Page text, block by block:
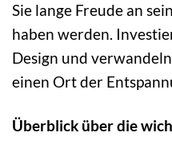
Sie lange Freude an
haben werden.
Design und
einen Ort der
Überblick über die